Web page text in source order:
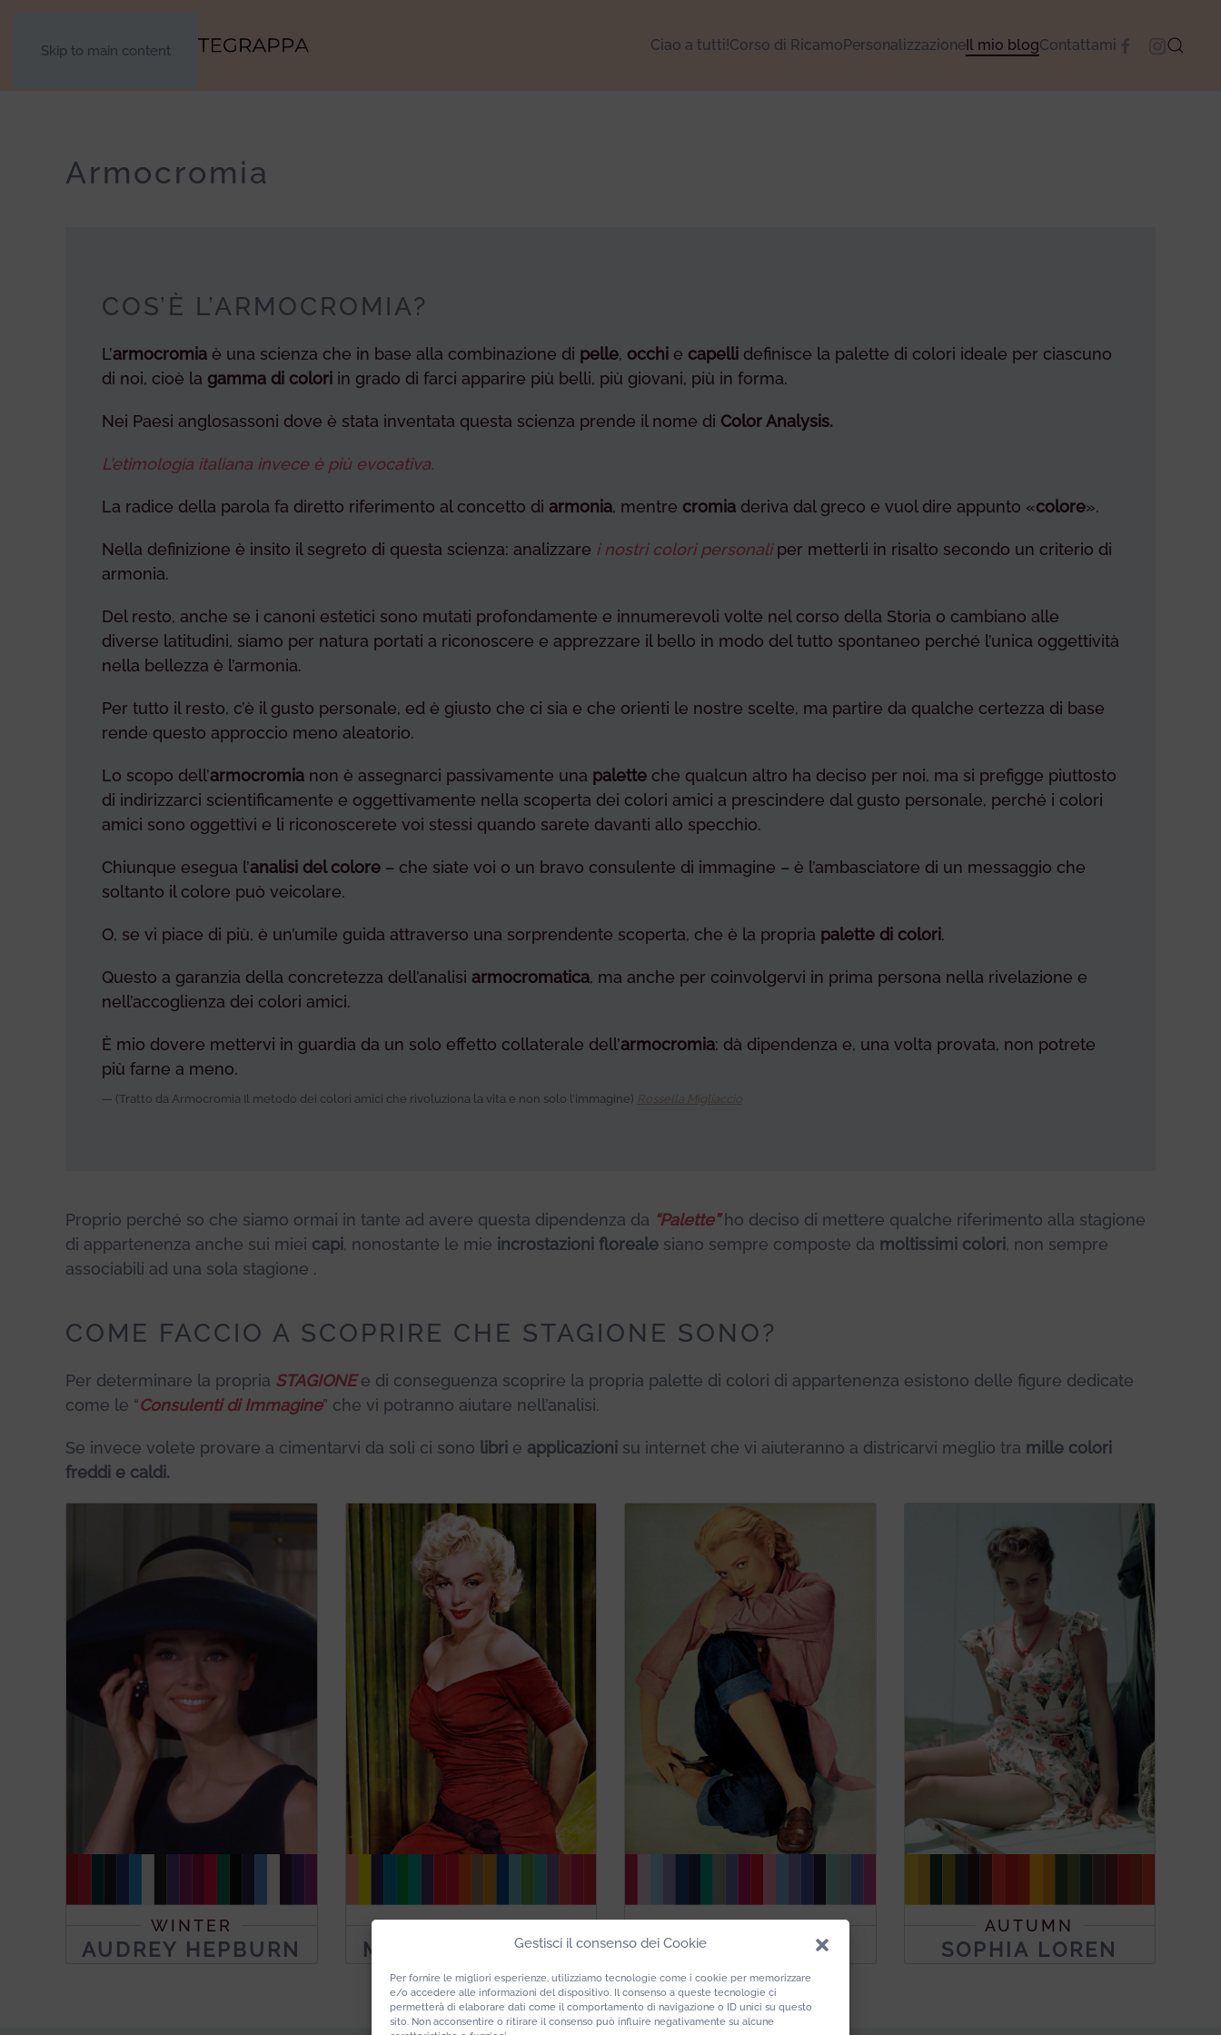
Gestisci il consenso dei Cookie
Per fornire le migliori esperienze, utilizziamo tecnologie come i cookie per memorizzare
e/o accedere alle informazioni del dispositivo. Il consenso a queste tecnologie ci
permetterà di elaborare dati come il comportamento di navigazione o ID unici su questo
sito. Non acconsentire o ritirare il consenso può influire negativamente su alcune
Skip to main content Ciao a tutti!Corso di RicamoPersonalizzazioneIl mio blogContattami
Armocromia
COS’È L’ARMOCROMIA?
L’armocromia è una scienza che in base alla combinazione di pelle, occhi e capelli definisce la palette di colori ideale per ciascuno
di noi, cioè la gamma di colori in grado di farci apparire più belli, più giovani, più in forma.
Nei Paesi anglosassoni dove è stata inventata questa scienza prende il nome di Color Analysis.
L’etimologia italiana invece è più evocativa.
La radice della parola fa diretto riferimento al concetto di armonia, mentre cromia deriva dal greco e vuol dire appunto «colore».
Nella definizione è insito il segreto di questa scienza: analizzare i nostri colori personaliper metterli in risalto secondo un criterio di
armonia.
Del resto, anche se i canoni estetici sono mutati profondamente e innumerevoli volte nel corso della Storia o cambiano alle
diverse latitudini, siamo per natura portati a riconoscere e apprezzare il bello in modo del tutto spontaneo perché l’unica oggettività
nella bellezza è l’armonia.
Per tutto il resto, c’è il gusto personale, ed è giusto che ci sia e che orienti le nostre scelte, ma partire da qualche certezza di base
rende questo approccio meno aleatorio.
Lo scopo dell’armocromia non è assegnarci passivamente una palette che qualcun altro ha deciso per noi, ma si prefigge piuttosto
di indirizzarci scientificamente e oggettivamente nella scoperta dei colori amici a prescindere dal gusto personale, perché i colori
amici sono oggettivi e li riconoscerete voi stessi quando sarete davanti allo specchio.
Chiunque esegua l’analisi del colore – che siate voi o un bravo consulente di immagine – è l’ambasciatore di un messaggio che
soltanto il colore può veicolare.
O, se vi piace di più, è un’umile guida attraverso una sorprendente scoperta, che è la propria palette di colori.
Questo a garanzia della concretezza dell’analisi armocromatica, ma anche per coinvolgervi in prima persona nella rivelazione e
nell’accoglienza dei colori amici.
È mio dovere mettervi in guardia da un solo effetto collaterale dell’armocromia: dà dipendenza e, una volta provata, non potrete
più farne a meno.
(Tratto da Armocromia Il metodo dei colori amici che rivoluziona la vita e non solo l’immagine) Rossella Migliaccio
Proprio perché so che siamo ormai in tante ad avere questa dipendenza da “Palette”ho deciso di mettere qualche riferimento alla stagione
di appartenenza anche sui miei capi, nonostante le mie incrostazioni floreale siano sempre composte da moltissimi colori, non sempre
associabili ad una sola stagione .
COME FACCIO A SCOPRIRE CHE STAGIONE SONO?
Per determinare la propria STAGIONEe di conseguenza scoprire la propria palette di colori di appartenenza esistono delle figure dedicate
come le “Consulenti di Immagine” che vi potranno aiutare nell’analisi.
Se invece volete provare a cimentarvi da soli ci sono libri e applicazioni su internet che vi aiuteranno a districarvi meglio tra mille colori
freddi e caldi.
WINTER
AUDREY HEPBURN
SPRING
MARILYN MONROE
SUMMER
GRACE KELLY
AUTUMN
SOPHIA LOREN